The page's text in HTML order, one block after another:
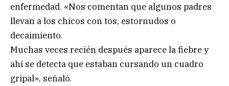
enfermedad. «Nos comentan que algunos padres
llevan a los chicos con tos, estornudos o
decaimiento.
Muchas veces recién después aparece la fiebre y
ahí se detecta que estaban cursando un cuadro
gripal», señaló.